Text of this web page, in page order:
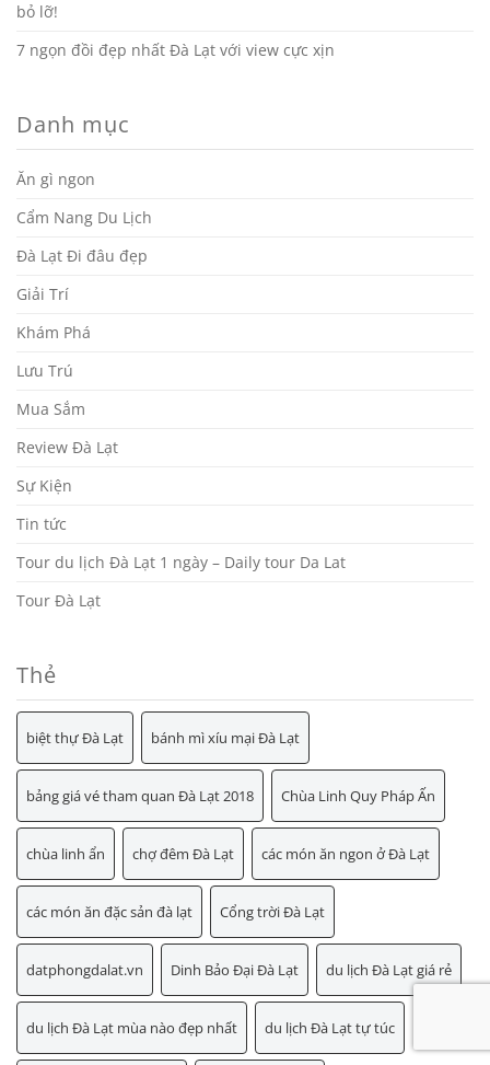
bỏ lỡ!
7 ngọn đồi đẹp nhất Đà Lạt với view cực xịn
Danh mục
Ăn gì ngon
Cẩm Nang Du Lịch
Đà Lạt Đi đâu đẹp
Giải Trí
Khám Phá
Lưu Trú
Mua Sắm
Review Đà Lạt
Sự Kiện
Tin tức
Tour du lịch Đà Lạt 1 ngày – Daily tour Da Lat
Tour Đà Lạt
Thẻ
biệt thự Đà Lạt bánh mì xíu mại Đà Lạt
bảng giá vé tham quan Đà Lạt 2018 Chùa Linh Quy Pháp Ấn
chùa linh ẩn chợ đêm Đà Lạt các món ăn ngon ở Đà Lạt
các món ăn đặc sản đà lạt Cổng trời Đà Lạt
datphongdalat.vn Dinh Bảo Đại Đà Lạt du lịch Đà Lạt giá rẻ
du lịch Đà Lạt mùa nào đẹp nhất du lịch Đà Lạt tự túc